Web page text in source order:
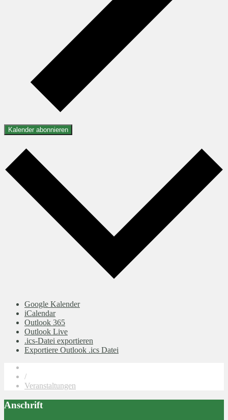
Kalender abonnieren
Google Kalender
iCalendar
Outlook 365
Outlook Live
.ics-Datei exportieren
Exportiere Outlook .ics Datei
/
Veranstaltungen
Anschrift